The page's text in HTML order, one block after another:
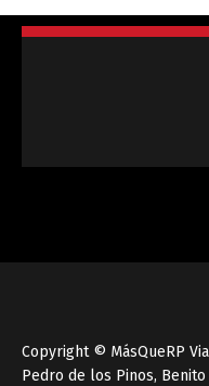
Copyright © MásQueRP
Pedro de los Pinos, Benito